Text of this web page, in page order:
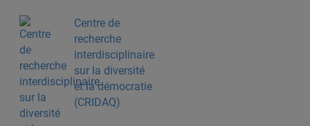
Centre de
recherche
interdisciplinaire
sur la diversité
et la démocratie
(CRIDAQ)